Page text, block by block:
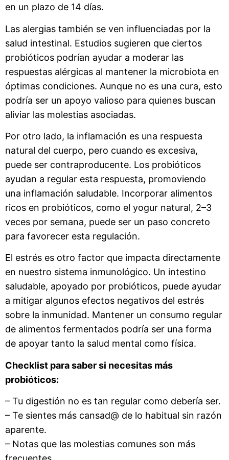
en un plazo de 14 días.
Las alergias también se ven influenciadas por la
salud intestinal. Estudios sugieren que ciertos
probióticos podrían ayudar a moderar las
respuestas alérgicas al mantener la microbiota en
óptimas condiciones. Aunque no es una cura, esto
podría ser un apoyo valioso para quienes buscan
aliviar las molestias asociadas.
Por otro lado, la inflamación es una respuesta
natural del cuerpo, pero cuando es excesiva,
puede ser contraproducente. Los probióticos
ayudan a regular esta respuesta, promoviendo
una inflamación saludable. Incorporar alimentos
ricos en probióticos, como el yogur natural, 2–3
veces por semana, puede ser un paso concreto
para favorecer esta regulación.
El estrés es otro factor que impacta directamente
en nuestro sistema inmunológico. Un intestino
saludable, apoyado por probióticos, puede ayudar
a mitigar algunos efectos negativos del estrés
sobre la inmunidad. Mantener un consumo regular
de alimentos fermentados podría ser una forma
de apoyar tanto la salud mental como física.
Checklist para saber si necesitas más
probióticos:
– Tu digestión no es tan regular como debería ser.
– Te sientes más cansad@ de lo habitual sin razón
aparente.
– Notas que las molestias comunes son más